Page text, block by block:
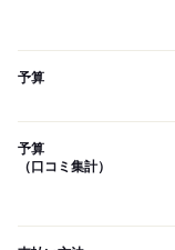
予算
予算
（口コミ集計）